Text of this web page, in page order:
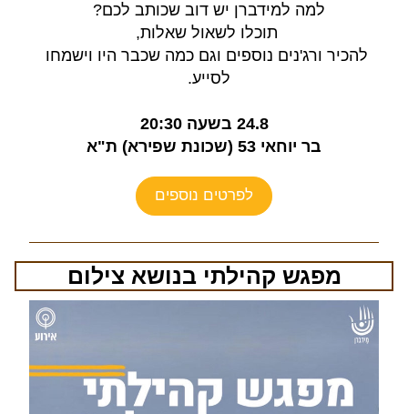
למה למידברן יש דוב שכותב לכם?
תוכלו לשאול שאלות,
לסייע.
24.8 בשעה 20:30
בר יוחאי 53 (שכונת שפירא) ת"א
לפרטים נוספים
מפגש קהילתי בנושא צילום